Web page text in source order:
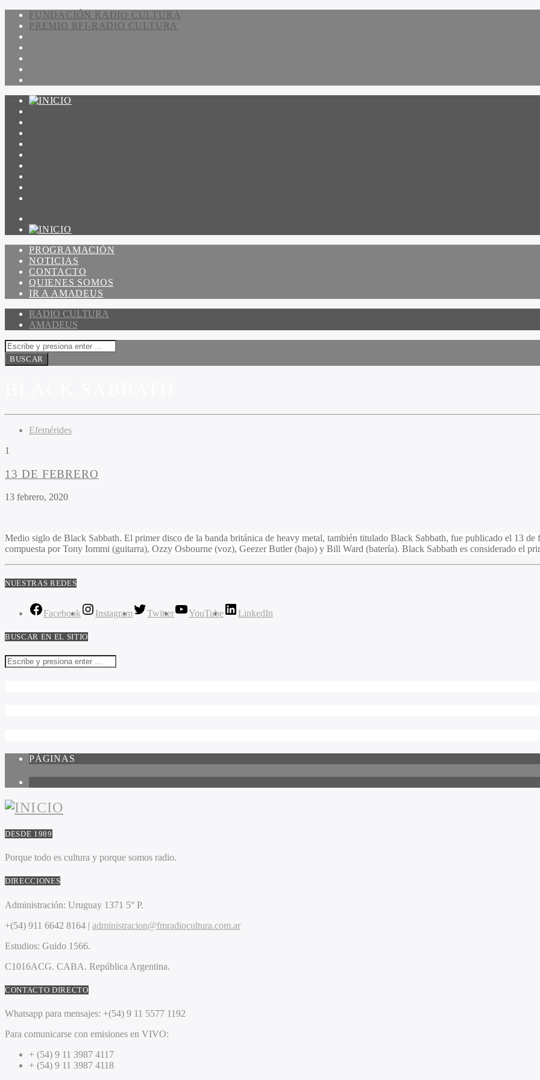
FUNDACIÓN RADIO CULTURA
PREMIO RFI-RADIO CULTURA
PROGRAMACIÓN
NOTICIAS
CONTACTO
QUIENES SOMOS
IR A AMADEUS
RADIO CULTURA
AMADEUS
Efemérides
1
13 DE FEBRERO
13 febrero, 2020
Medio siglo de Black Sabbath. El primer disco de la banda británica de heavy metal, también titulado Black Sabbath, fue publicado el 13
compuesta por Tony Iommi (guitarra), Ozzy Osbourne (voz), Geezer Butler (bajo) y Bill Ward (batería). Black Sabbath es considerado el
NUESTRAS REDES
Facebook Instagram Twitter YouTube LinkedIn
BUSCAR EN EL SITIO
PÁGINAS
DESDE 1989
Porque todo es cultura y porque somos radio.
DIRECCIONES
Administración: Uruguay 1371 5° P.
+(54) 911 6642 8164 | administracion@fmradiocultura.com.ar
Estudios: Guido 1566.
C1016ACG. CABA. República Argentina.
CONTACTO DIRECTO
Whatsapp para mensajes: +(54) 9 11 5577 1192
Para comunicarse con emisiones en VIVO:
+ (54) 9 11 3987 4117
+ (54) 9 11 3987 4118